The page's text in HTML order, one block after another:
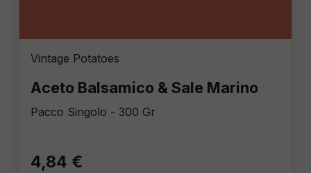
Vintage Potatoes
Aceto Balsamico & Sale Marino
Pacco Singolo - 300 Gr
4,84 €